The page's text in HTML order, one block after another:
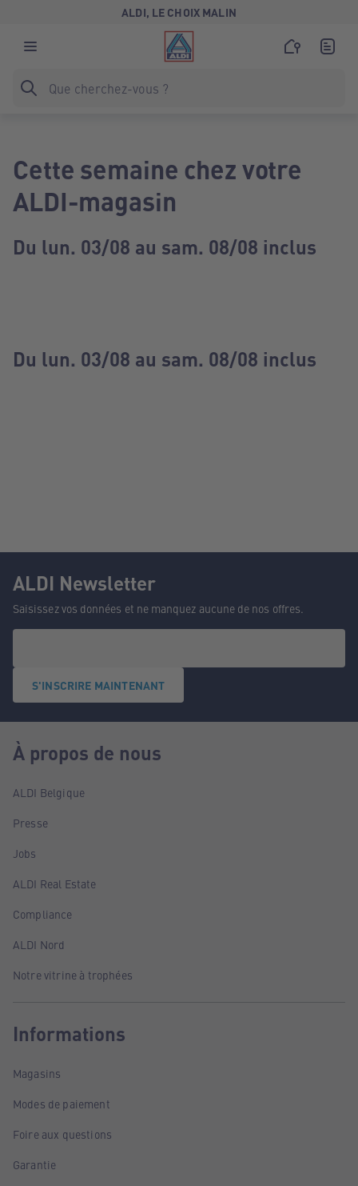
ALDI, LE CHOIX MALIN
Cette semaine chez votre
ALDI-magasin
Du lun. 03/08 au sam. 08/08 inclus
Du lun. 03/08 au sam. 08/08 inclus
ALDI Newsletter
Saisissez vos données et ne manquez aucune de nos offres.
S'INSCRIRE MAINTENANT
À propos de nous
ALDI Belgique
Presse
Jobs
ALDI Real Estate
Compliance
ALDI Nord
Notre vitrine à trophées
Informations
Magasins
Modes de paiement
Foire aux questions
Garantie